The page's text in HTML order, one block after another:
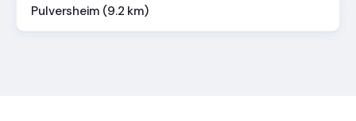
Pulversheim (9.2 km)